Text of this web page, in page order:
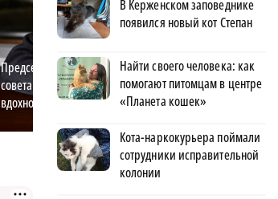
Председатель Студенческого
совета рассказал, как
вдохновлять других людей
От ретро-
объектов:
выбирает
В Керженском заповеднике
появился новый кот Степан
Найти своего человека: как
помогают питомцам в центре
«Планета кошек»
Кота-наркокурьера поймали
сотрудники исправительной
колонии